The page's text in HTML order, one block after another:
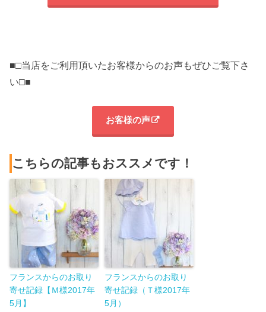
■□当店をご利用頂いたお客様からのお声もぜひご覧下さ
い□■
お客様の声
こちらの記事もおススメです！
フランスからのお取り
寄せ記録【Ｍ様2017年
5月】
フランスからのお取り
寄せ記録（Ｔ様2017年
5月）